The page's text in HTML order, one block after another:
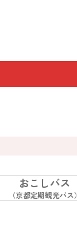
おこしバス
（京都定期観光バス）